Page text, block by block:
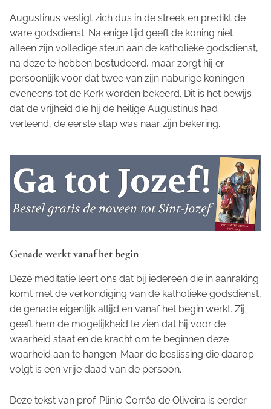
Augustinus vestigt zich dus in de streek en predikt de
ware godsdienst. Na enige tijd geeft de koning niet
alleen zijn volledige steun aan de katholieke godsdienst,
na deze te hebben bestudeerd, maar zorgt hij er
persoonlijk voor dat twee van zijn naburige koningen
eveneens tot de Kerk worden bekeerd. Dit is het bewijs
dat de vrijheid die hij de heilige Augustinus had
verleend, de eerste stap was naar zijn bekering.
Genade werkt vanaf het begin
Deze meditatie leert ons dat bij iedereen die in aanraking
komt met de verkondiging van de katholieke godsdienst,
de genade eigenlijk altijd en vanaf het begin werkt. Zij
geeft hem de mogelijkheid te zien dat hij voor de
waarheid staat en de kracht om te beginnen deze
waarheid aan te hangen. Maar de beslissing die daarop
volgt is een vrije daad van de persoon.
Deze tekst van prof. Plinio Corrêa de Oliveira is eerder